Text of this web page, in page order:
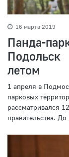
16 марта 2019
Панда-
летом
1 апреля в
парковых
рассматривался
правительства.